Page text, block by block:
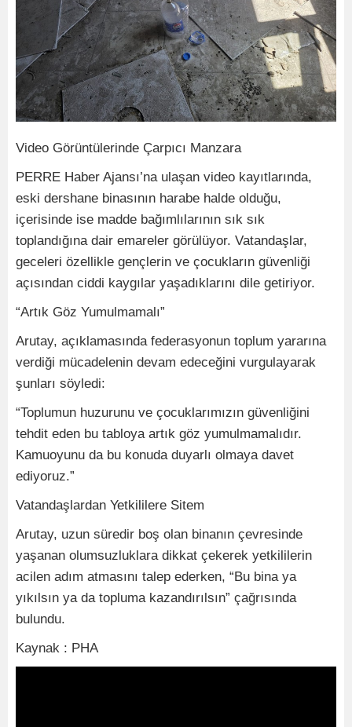
Video Görüntülerinde Çarpıcı Manzara
PERRE Haber Ajansı’na ulaşan video kayıtlarında,
eski dershane binasının harabe halde olduğu,
içerisinde ise madde bağımlılarının sık sık
toplandığına dair emareler görülüyor. Vatandaşlar,
geceleri özellikle gençlerin ve çocukların güvenliği
açısından ciddi kaygılar yaşadıklarını dile getiriyor.
“Artık Göz Yumulmamalı”
Arutay, açıklamasında federasyonun toplum yararına
verdiği mücadelenin devam edeceğini vurgulayarak
şunları söyledi:
“Toplumun huzurunu ve çocuklarımızın güvenliğini
tehdit eden bu tabloya artık göz yumulmamalıdır.
Kamuoyunu da bu konuda duyarlı olmaya davet
ediyoruz.”
Vatandaşlardan Yetkililere Sitem
Arutay, uzun süredir boş olan binanın çevresinde
yaşanan olumsuzluklara dikkat çekerek yetkililerin
acilen adım atmasını talep ederken, “Bu bina ya
yıkılsın ya da topluma kazandırılsın” çağrısında
bulundu.
Kaynak : PHA